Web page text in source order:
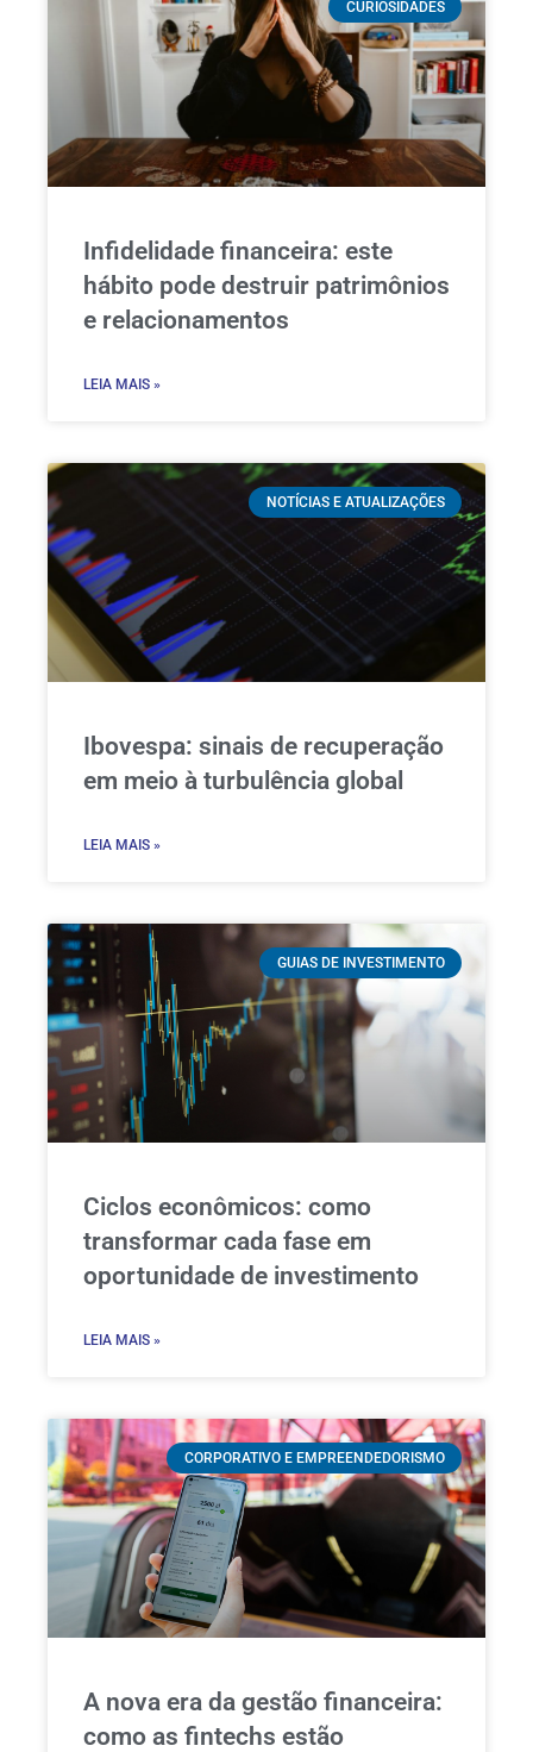
CURIOSIDADES
Infidelidade financeira: este
hábito pode destruir patrimônios
e relacionamentos
LEIA MAIS »
NOTÍCIAS E ATUALIZAÇÕES
Ibovespa: sinais de recuperação
em meio à turbulência global
LEIA MAIS »
GUIAS DE INVESTIMENTO
Ciclos econômicos: como
transformar cada fase em
oportunidade de investimento
LEIA MAIS »
CORPORATIVO E EMPREENDEDORISMO
A nova era da gestão financeira:
como as fintechs estão